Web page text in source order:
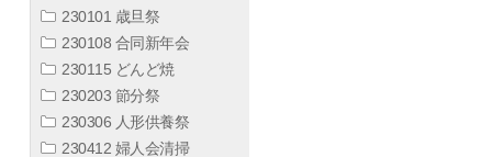
230101 歳旦祭
230108 合同新年会
230115 どんど焼
230203 節分祭
230306 人形供養祭
230412 婦人会清掃